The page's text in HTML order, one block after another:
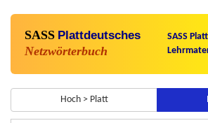
SASS Plattdeutsches
Netzwörterbuch
SASS
Hoch > Platt